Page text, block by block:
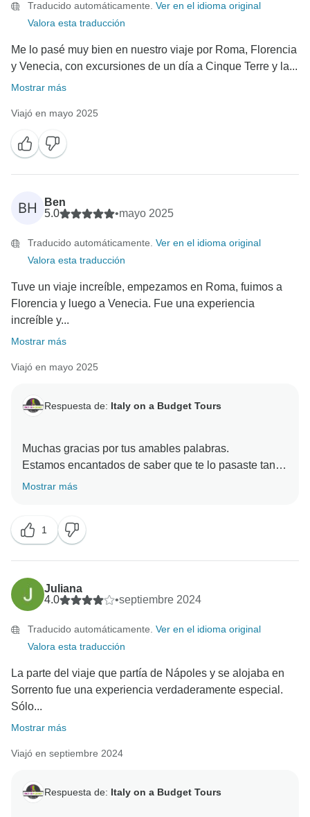
¡Esperamos volver a recibirte pronto para otra
aventura en Italia!
Un cordial saludo,
Traducido automáticamente. Ver en el idioma original
Valora esta traducción
Me lo pasé muy bien en nuestro viaje por Roma, Florencia
y Venecia, con excursiones de un día a Cinque Terre y la...
Mostrar más
Viajó en mayo 2025
BH
Ben
5.0
•mayo 2025
Traducido automáticamente. Ver en el idioma original
Valora esta traducción
Tuve un viaje increíble, empezamos en Roma, fuimos a
Florencia y luego a Venecia. Fue una experiencia
increíble y...
Mostrar más
Viajó en mayo 2025
Respuesta de: Italy on a Budget Tours
Muchas gracias por tus amables palabras.
Estamos encantados de saber que te lo pasaste tan
bien en la excursión "Hay que ver Italia": de Roma a
cultura y experiencias divertidas. ¡También es
fantástico que pudieras probar muchas comidas
locales diferentes por Italia!
Nos encantaría que volvieras en cualquier momento
para la segunda ronda: ¡Italia siempre merece una
segunda (o tercera) visita!
Mostrar más
1
Juliana
4.0
•septiembre 2024
Traducido automáticamente. Ver en el idioma original
Valora esta traducción
La parte del viaje que partía de Nápoles y se alojaba en
Sorrento fue una experiencia verdaderamente especial.
Sólo...
Mostrar más
Viajó en septiembre 2024
Respuesta de: Italy on a Budget Tours